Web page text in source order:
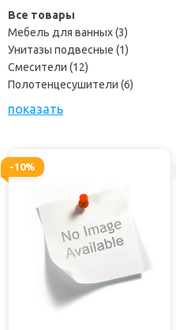
Все товары
Мебель для ванных (3)
Унитазы подвесные (1)
Смесители (12)
Полотенцесушители (6)
показать
-10%